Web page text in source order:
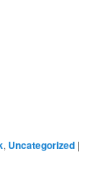
, Uncategorized |